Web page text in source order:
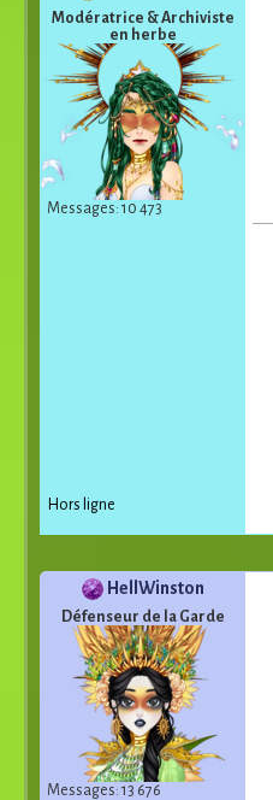
Modératrice & Archiviste
en herbe
Messages: 10 473
Hors ligne
HellWinston
Défenseur de la Garde
Messages: 13 676